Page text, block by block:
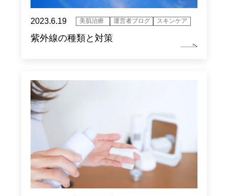
2023.6.19 美肌治療 運営者ブログ スキンケア
紫外線の種類と対策